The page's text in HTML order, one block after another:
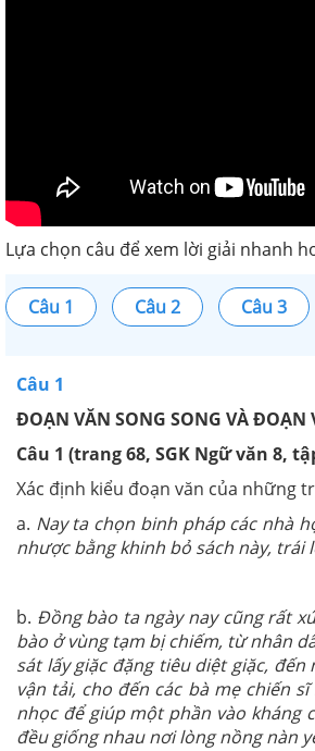
Lựa chọn câu để xem lời giải nhanh
Câu 1 Câu 2 Câu 3
Câu 1
ĐOẠN VĂN SONG SONG VÀ ĐOẠN
Câu 1 (trang 68, SGK Ngữ văn 8,
Xác định kiểu đoạn văn của những
a. Nay ta chọn binh pháp các nhà
nhược bằng khinh bỏ sách này, trái
b. Đồng bào ta ngày nay cũng rất
bào ở vùng tạm bị chiếm, từ nhân
sát lấy giặc đặng tiêu diệt giặc,
vận tải, cho đến các bà mẹ chiến
nhọc để giúp một phần vào kháng
đều giống nhau nơi lòng nồng nàn